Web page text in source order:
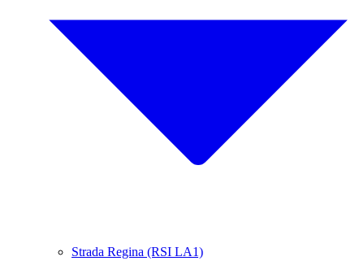
Strada Regina (RSI LA1)